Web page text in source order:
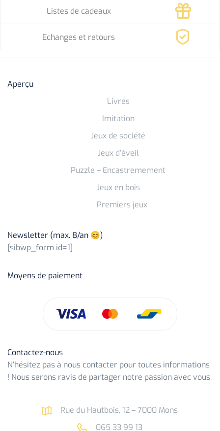
Listes de cadeaux
Echanges et retours
Aperçu
Livres
Imitation
Jeux de société
Jeux d’éveil
Puzzle – Encastremement
Jeux en bois
Premiers jeux
Newsletter (max. 8/an 😊)
[sibwp_form id=1]
Moyens de paiement
Contactez-nous
N’hésitez pas à nous contacter pour toutes informations
! Nous serons ravis de partager notre passion avec vous.
Rue du Hautbois, 12 – 7000 Mons
065 33 99 13